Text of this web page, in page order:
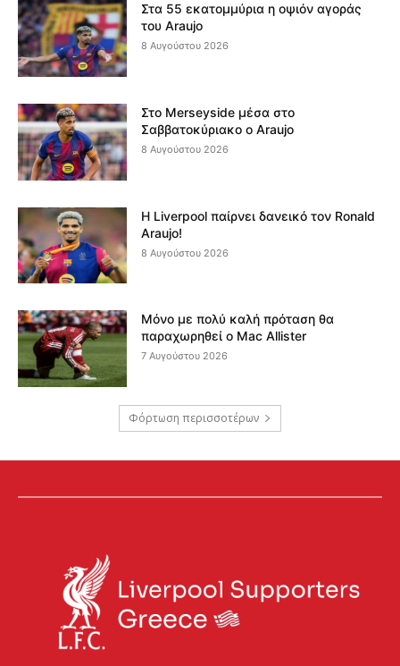
Στα 55 εκατομμύρια η οψιόν αγοράς
του Araujo
8 Αυγούστου 2026
Στο Merseyside μέσα στο
Σαββατοκύριακο ο Araujo
8 Αυγούστου 2026
Η Liverpool παίρνει δανεικό τον Ronald
Araujo!
8 Αυγούστου 2026
Μόνο με πολύ καλή πρόταση θα
παραχωρηθεί ο Mac Allister
7 Αυγούστου 2026
Φόρτωση περισσοτέρων